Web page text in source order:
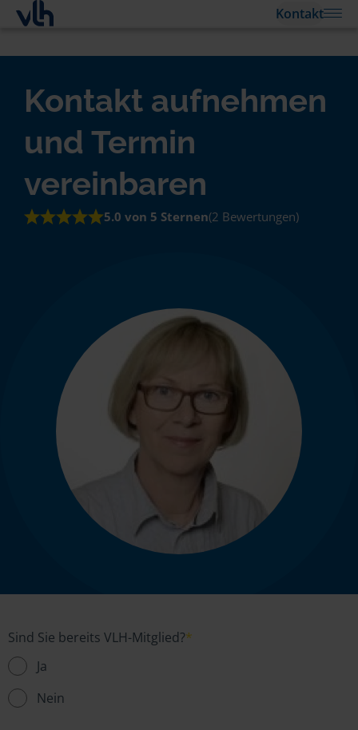
Kontakt
Kontakt aufnehmen
und Termin
vereinbaren
5.0 von 5 Sternen(2 Bewertungen)
Sind Sie bereits VLH-Mitglied?*
Ja
Nein